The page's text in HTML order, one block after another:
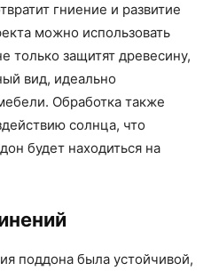
гниение и развитие
можно использовать
только защитят древесину,
вид, идеально
Обработка также
солнца, что
будет находиться на
поддона была устойчивой,